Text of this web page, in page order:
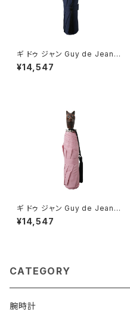
ギ ドゥ ジャン Guy de Jean 1
02147 折りたたみ傘 102110-
bird-navy ユニセックス navy
¥14,547
ギ ドゥ ジャン Guy de Jean 1
02147 折りたたみ傘 102110-c
at-oldpink ユニセックス oldp
¥14,547
CATEGORY
腕時計